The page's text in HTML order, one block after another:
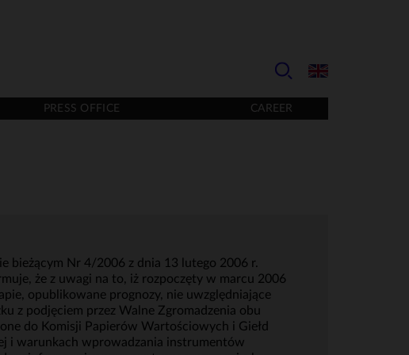
PRESS OFFICE CAREER
bieżącym Nr 4/2006 z dnia 13 lutego 2006 r.
że z uwagi na to, iż rozpoczęty w marcu 2006
opublikowane prognozy, nie uwzględniające
z podjęciem przez Walne Zgromadzenia obu
do Komisji Papierów Wartościowych i Giełd
i warunkach wprowadzania instrumentów